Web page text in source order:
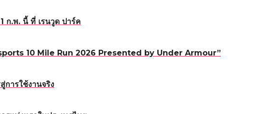
ก.พ. นี้ ที่ เรนวูด ปาร์ค
10 Mile Run 2026 Presented by Under Armour”
ารใช้งานจริง